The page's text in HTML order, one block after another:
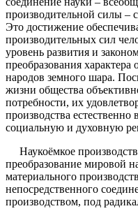
производительной силы –
Это достижение
производительных сил
уровень развития и
преобразования
народов земного шара.
жизни общества
потребности, их
производства
социальную и духовную
Наукоёмкое
преобразование мировой
материального
непосредственного
производством, под